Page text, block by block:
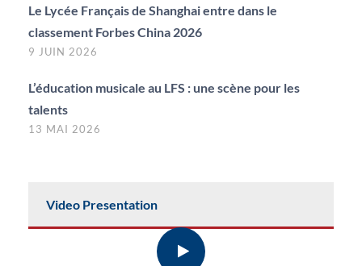
Le Lycée Français de Shanghai entre dans le
classement Forbes China 2026
9 JUIN 2026
L’éducation musicale au LFS : une scène pour les
talents
13 MAI 2026
Video Presentation